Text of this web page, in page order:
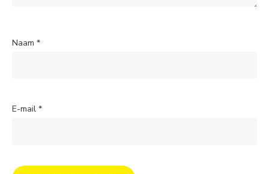
Naam *
E-mail *